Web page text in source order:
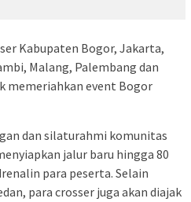
Kabupaten Bogor, Jakarta,
Malang, Palembang dan
memeriahkan event Bogor
dan silaturahmi komunitas
jalur baru hingga 80
para peserta. Selain
para crosser juga akan diajak